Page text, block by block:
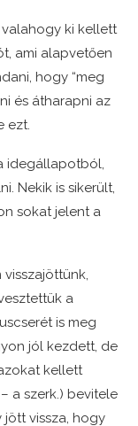
ki kellett
ami alapvetően
hogy “meg
és átharapni az
ezt.
idegállapotból,
Nekik is sikerült,
sokat jelent a
a
is meg
jól kezdett, de
kellett
a szerk.) bevitele
vissza, hogy